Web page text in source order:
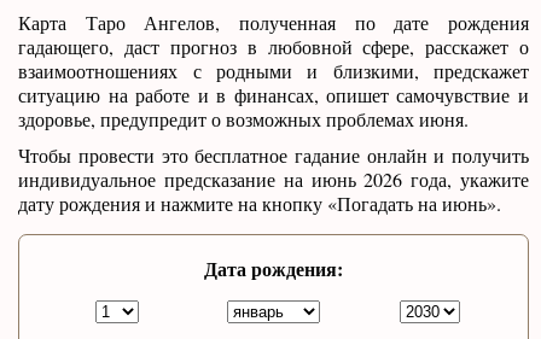
Карта Таро Ангелов, полученная по дате рождения
гадающего, даст прогноз в любовной сфере, расскажет о
взаимоотношениях с родными и близкими, предскажет
ситуацию на работе и в финансах, опишет самочувствие и
здоровье, предупредит о возможных проблемах июня.
Чтобы провести это бесплатное гадание онлайн и получить
индивидуальное предсказание на июнь 2026 года, укажите
дату рождения и нажмите на кнопку «Погадать на июнь».
Дата рождения: